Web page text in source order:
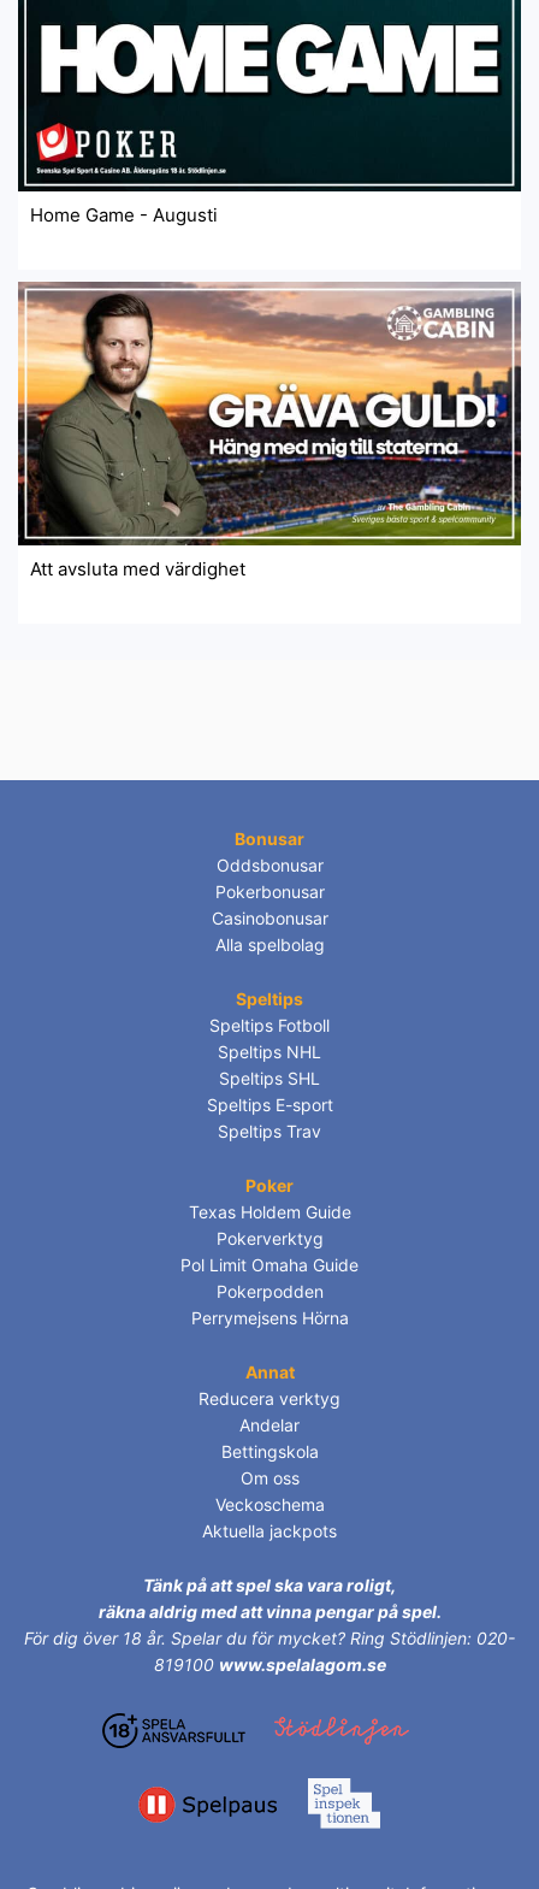
Home Game - Augusti
Att avsluta med värdighet
Bonusar
Oddsbonusar
Pokerbonusar
Casinobonusar
Alla spelbolag
Speltips
Speltips Fotboll
Speltips NHL
Speltips SHL
Speltips E-sport
Speltips Trav
Poker
Texas Holdem Guide
Pokerverktyg
Pol Limit Omaha Guide
Pokerpodden
Perrymejsens Hörna
Annat
Reducera verktyg
Andelar
Bettingskola
Om oss
Veckoschema
Aktuella jackpots
Tänk på att spel ska vara roligt,
räkna aldrig med att vinna pengar på spel.
För dig över 18 år. Spelar du för mycket? Ring Stödlinjen: 020-
819100 www.spelalagom.se